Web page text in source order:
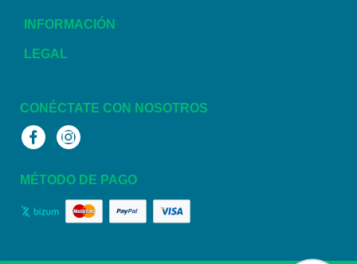
INFORMACIÓN
LEGAL
CONÉCTATE CON NOSOTROS
FacebookInstagram
MÉTODO DE PAGO